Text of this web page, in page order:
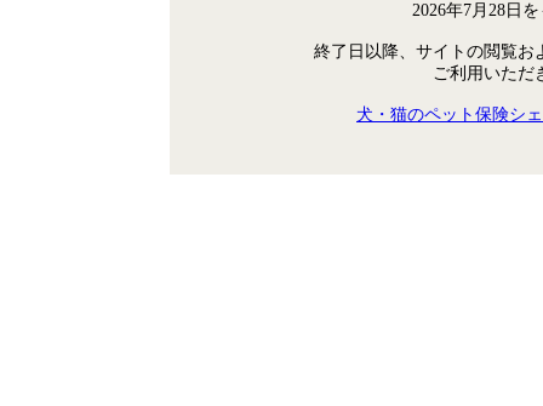
2026年7月28日
終了日以降、サイトの閲覧お
ご利用いただ
犬・猫のペット保険シ